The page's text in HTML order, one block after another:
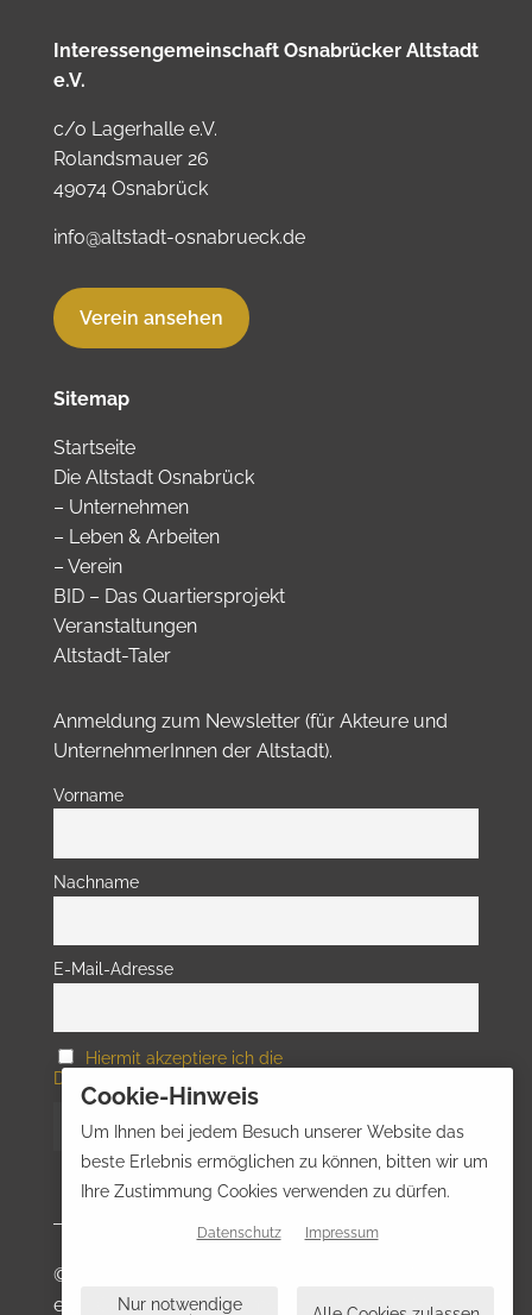
Interessengemeinschaft Osnabrücker Altstadt
e.V.
c/o Lagerhalle e.V.
Rolandsmauer 26
49074 Osnabrück
info@altstadt-osnabrueck.de
Verein ansehen
Sitemap
Startseite
Die Altstadt Osnabrück
– Unternehmen
– Leben & Arbeiten
– Verein
BID – Das Quartiersprojekt
Veranstaltungen
Altstadt-Taler
Anmeldung zum Newsletter (für Akteure und
UnternehmerInnen der Altstadt).
Vorname
Nachname
E-Mail-Adresse
Hiermit akzeptiere ich die
Datenschutzbestimmungen
© Interessengemeinschaft Osnabrücker Altstadt
e.V. | Gestaltung und Umsetzung: Motion Media
Cookie-Hinweis
Um Ihnen bei jedem Besuch unserer Website das
beste Erlebnis ermöglichen zu können, bitten wir um
Ihre Zustimmung Cookies verwenden zu dürfen.
Datenschutz Impressum
Nur notwendige